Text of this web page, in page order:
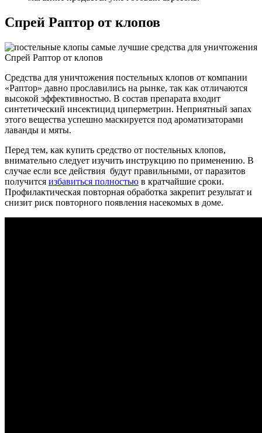
Спрей Раптор от клопов
Спрей Раптор от клопов
Средства для уничтожения постельных клопов от компании
«Раптор» давно прославились на рынке, так как отличаются
высокой эффективностью. В состав препарата входит
синтетический инсектицид циперметрин. Неприятный запах
этого вещества успешно маскируется под ароматизаторами
лаванды и мяты.
Перед тем, как купить средство от постельных клопов,
внимательно следует изучить инструкцию по применению. В
случае если все действия будут правильными, от паразитов
получится избавиться полностью в кратчайшие сроки.
Профилактическая повторная обработка закрепит результат и
снизит риск повторного появления насекомых в доме.